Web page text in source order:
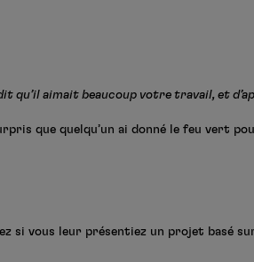
qu’il aimait beaucoup votre travail, et
que quelqu’un ai donné le feu vert
si vous leur présentiez un projet basé